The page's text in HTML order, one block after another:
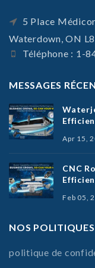
5 Place
Waterdown, ON
Téléphone : 1-
MESSAGES
Apr 15,
CNC
Feb 05,
NOS POLITIQUES
politique de